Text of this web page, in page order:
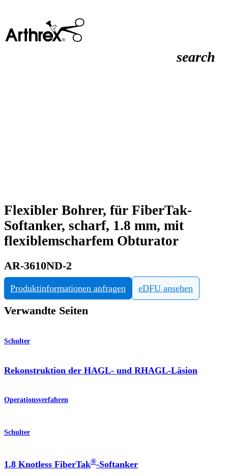
search
Flexibler Bohrer, für FiberTak-
Softanker, scharf, 1.8 mm, mit
flexiblemscharfem Obturator
AR-3610ND-2
Produktinformationen anfragen eDFU ansehen
Verwandte Seiten
Schulter
Rekonstruktion der HAGL- und RHAGL-Läsion
Operationsverfahren
Schulter
1.8 Knotless FiberTak®-Softanker